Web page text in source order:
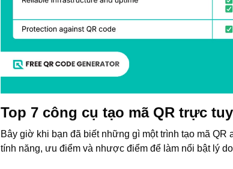
Top 7 công cụ tạo mã QR trực
Bây giờ khi bạn đã biết những gì một trình tạo mã QR
tính năng, ưu điểm và nhược điểm để làm nổi bật lý